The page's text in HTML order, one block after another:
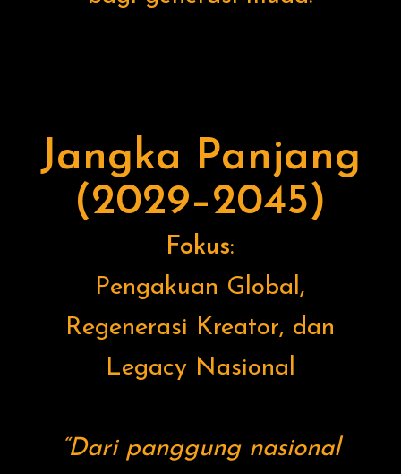
Jangka Panjang
(2029–2045)
Fokus:
Pengakuan Global,
Regenerasi Kreator, dan
Legacy Nasional
“Dari panggung nasional